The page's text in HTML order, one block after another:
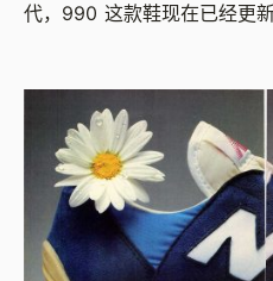
代，990 这款鞋现在已经更新